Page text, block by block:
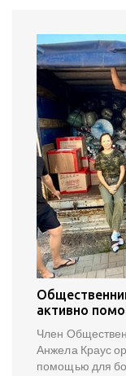
активно
Член
Анжела Краус
помощью для